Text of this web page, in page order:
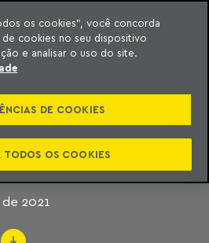
ENTRE
2021
os cookies”, você concorda
cookies no seu dispositivo
e analisar o uso do site.
DE COOKIES
TODOS OS COOKIES